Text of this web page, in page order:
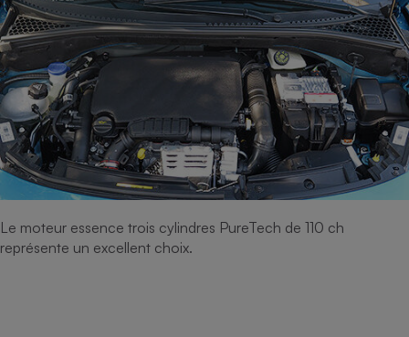
Le moteur essence trois cylindres PureTech de 110 ch
représente un excellent choix.